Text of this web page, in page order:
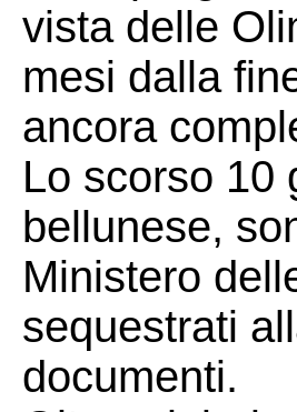
vista delle
mesi dalla
ancora
Lo scorso 10
bellunese,
Ministero
sequestrati
documenti.